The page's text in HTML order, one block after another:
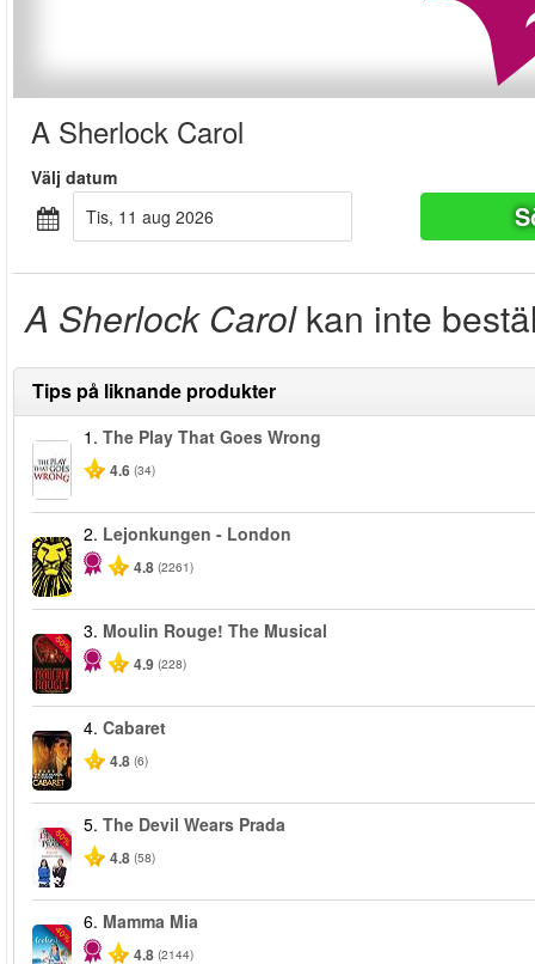
A Sherlock Carol
Välj datum
tis, 11 aug 2026
A Sherlock Carolkan inte
Tips på liknande produkter
1. The Play That Goes Wrong
4.6 (34)
2. Lejonkungen - London
4.8 (2261)
-50%
3. Moulin Rouge! The Musical
4.9 (228)
4. Cabaret
4.8 (6)
-50%
5. The Devil Wears Prada
4.8 (58)
-40%
6. Mamma Mia
4.8 (2144)